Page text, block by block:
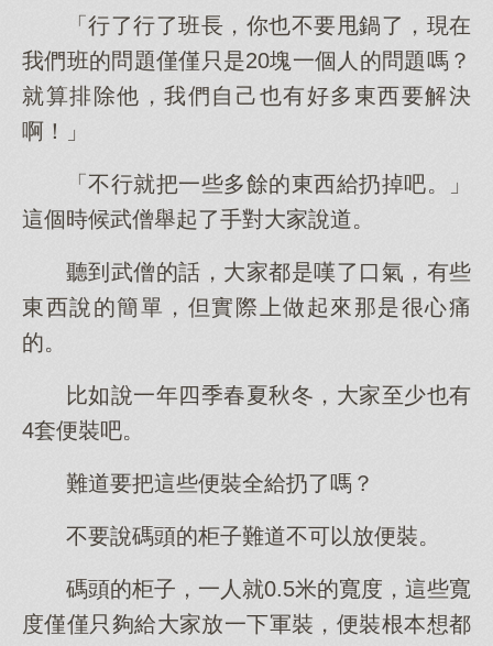
「行了行了班長，你也不要甩鍋了，現在
我們班的問題僅僅只是20塊一個人的問題嗎？
就算排除他，我們自己也有好多東西要解決
啊！」
「不行就把一些多餘的東西給扔掉吧。」
這個時候武僧舉起了手對大家說道。
聽到武僧的話，大家都是嘆了口氣，有些
東西說的簡單，但實際上做起來那是很心痛
的。
比如說一年四季春夏秋冬，大家至少也有
4套便裝吧。
難道要把這些便裝全給扔了嗎？
不要說碼頭的柜子難道不可以放便裝。
碼頭的柜子，一人就0.5米的寬度，這些寬
度僅僅只夠給大家放一下軍裝，便裝根本想都